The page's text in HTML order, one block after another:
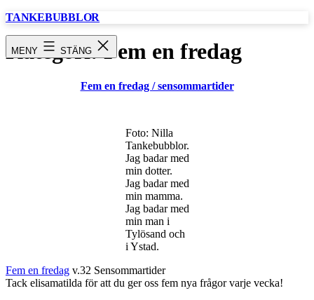
Hoppa
TANKEBUBBLOR
MENY STÄNG
Kategori: Fem en fredag
Fem en fredag / sensommartider
Foto: Nilla
Tankebubblor.
Jag badar med
min dotter.
Jag badar med
min mamma.
Jag badar med
min man i
Tylösand och
i Ystad.
Fem en fredag v.32 Sensommartider
Tack elisamatilda för att du ger oss fem nya frågor varje vecka!